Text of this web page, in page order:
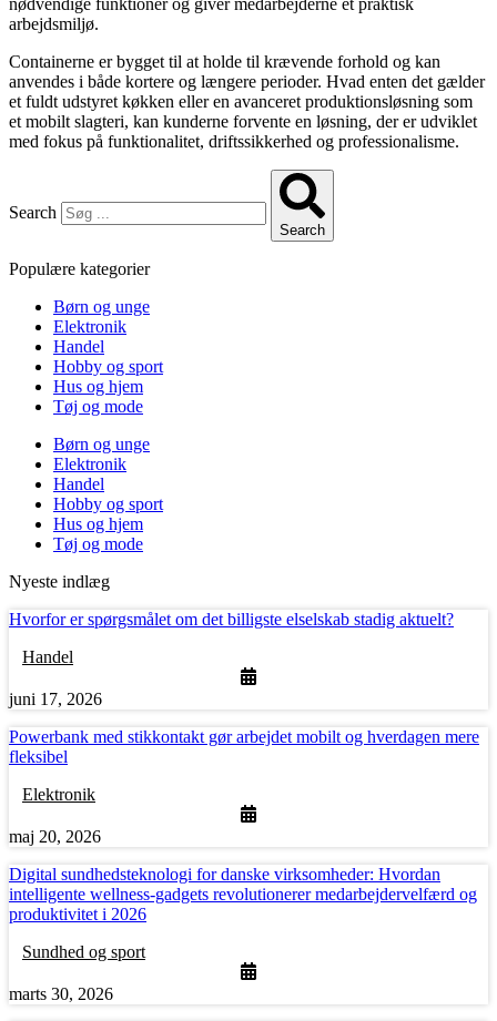
nødvendige funktioner og giver medarbejderne et praktisk
arbejdsmiljø.
Containerne er bygget til at holde til krævende forhold og kan
anvendes i både kortere og længere perioder. Hvad enten det gælder
et fuldt udstyret køkken eller en avanceret produktionsløsning som
et mobilt slagteri, kan kunderne forvente en løsning, der er udviklet
med fokus på funktionalitet, driftssikkerhed og professionalisme.
Search
Search
Populære kategorier
Børn og unge
Elektronik
Handel
Hobby og sport
Hus og hjem
Tøj og mode
Børn og unge
Elektronik
Handel
Hobby og sport
Hus og hjem
Tøj og mode
Nyeste indlæg
Hvorfor er spørgsmålet om det billigste elselskab stadig aktuelt?
Handel
juni 17, 2026
Powerbank med stikkontakt gør arbejdet mobilt og hverdagen mere
fleksibel
Elektronik
maj 20, 2026
Digital sundhedsteknologi for danske virksomheder: Hvordan
intelligente wellness-gadgets revolutionerer medarbejdervelfærd og
produktivitet i 2026
Sundhed og sport
marts 30, 2026